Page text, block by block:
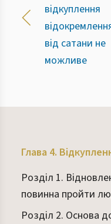
відкуплення
від сатани не
можливе
Глава 4.
Розділ 1.
повинна пройти
Розділ 2. Основа